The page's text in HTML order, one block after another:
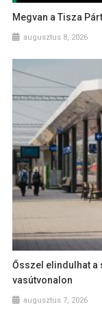
Megvan a Tisza
augusztus 8, 2026
Ősszel elindulhat
vasútvonalon
augusztus 7, 2026